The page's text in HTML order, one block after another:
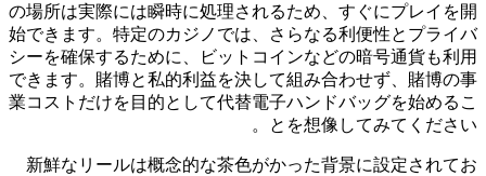
の場所は実際には瞬時に処理されるため、すぐにプレイを開
始できます。特定のカジノでは、さらなる利便性とプライバ
シーを確​​保するために、ビットコインなどの暗号通貨も利用
できます。賭博と私的利益を決して組み合わせず、賭博の事
業コストだけを目的として代替電子ハンドバッグを始めるこ
とを想像してみてください。
新鮮なリールは概念的な茶色がかった背景に設定されてお